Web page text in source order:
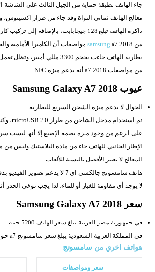
جاء الهاتف بطبقة حماية من الجيل الثالث على الشاشة
معالج الهاتف ثماني النواة وقد جاء من طراز اكسينوس،
ذاكرة الهاتف تبلغ 128 جيجابايت، بالإضافة إلى تركيب كارت الذاكرة.
من
samsung a7 2018 مواصفات أن
الكاميرا الأمامية
بطارية الهاتف جاءت بحجم 3300 مللي أمبير، وتظل تعمل لفترات طويلة خلال اليوم.
من مواصفات a7 2018 أنه يدعم ميزة NFC.
عيوب Samsung Galaxy A7 2018
الجوال لا يدعم ميزة الشحن السريع للبطارية.
تم استخدام مدخل الشاحن من طراز microUSB 2.0، وكنا نتوقع استعمال المدخل الأحدث وهو USB Type C.
على الرغم من وجود ميزة بصمة الإصبع إلا أنها ليست
الإطار الجانبي للهاتف جاء من مادة البلاستيك وليس من
المعالج لا يعتبر الأفضل بالنسبة للألعاب.
هاتف سامسونج جالكسي اي 7 لا يدعم تصوير الفيديو بدقة
لا يوجد أي مقاومة للغبار أو للماء، لذا يجب توخي الحذر
سعر Samsung Galaxy A7 2018
في جمهورية مصر العربية يبلغ سعر الهاتف 5200 جنيه.
في المملكة العربية السعودية يبلغ سعر سامسونج a7 حوالي 1250 ريال سعودي.
هواتف اخري من سامسونج
سعر ومواصفات